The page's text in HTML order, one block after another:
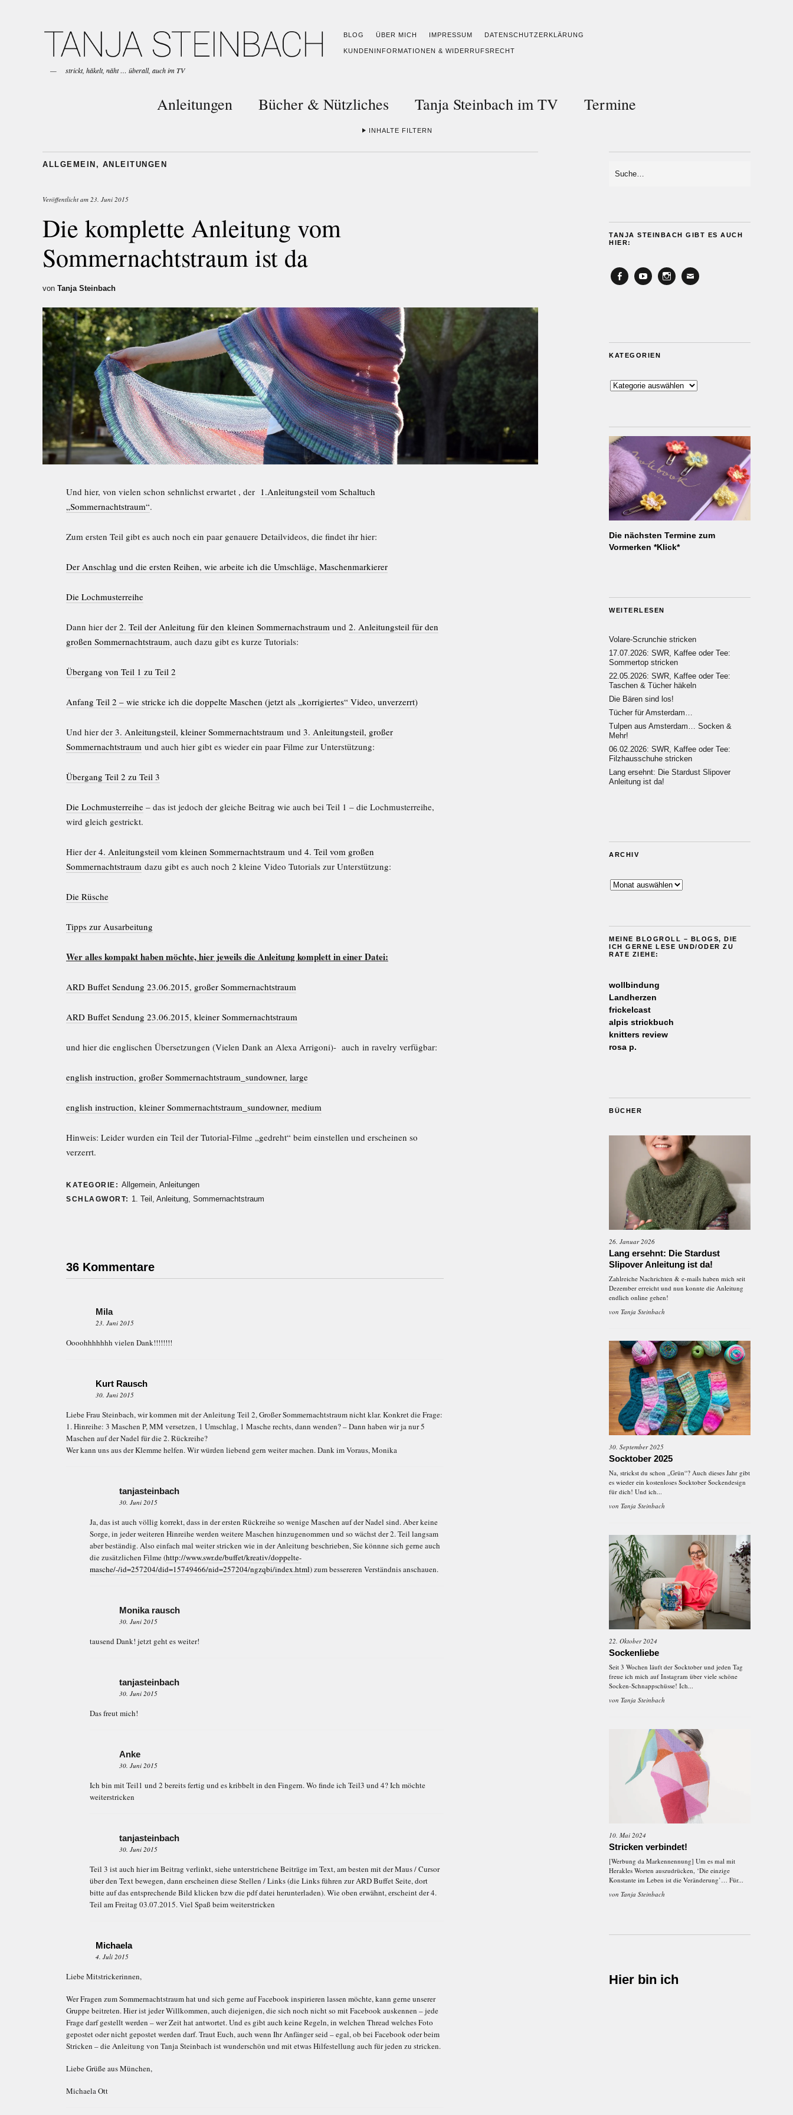
BLOG ÜBER MICH IMPRESSUM DATENSCHUTZERKLÄRUNG
KUNDENINFORMATIONEN & WIDERRUFSRECHT
strickt, häkelt, näht … überall, auch im TV
Anleitungen Bücher & Nützliches Tanja Steinbach im TV Termine
INHALTE FILTERN
ALLGEMEIN , ANLEITUNGEN
Veröffentlicht am 23. Juni 2015
Die komplette Anleitung vom
Sommernachtstraum ist da
von Tanja Steinbach
Und hier, von vielen schon sehnlichst erwartet , der 1.Anleitungsteil vom Schaltuch
„Sommernachtstraum“.
Zum ersten Teil gibt es auch noch ein paar genauere Detailvideos, die findet ihr hier:
Der Anschlag und die ersten Reihen, wie arbeite ich die Umschläge, Maschenmarkierer
Die Lochmusterreihe
Dann hier der 2. Teil der Anleitung für den kleinen Sommernachstraum und 2. Anleitungsteil für den
großen Sommernachtstraum, auch dazu gibt es kurze Tutorials:
Übergang von Teil 1 zu Teil 2
Anfang Teil 2 – wie stricke ich die doppelte Maschen (jetzt als „korrigiertes“ Video, unverzerrt)
Und hier der 3. Anleitungsteil, kleiner Sommernachtstraum und 3. Anleitungsteil, großer
Sommernachtstraum und auch hier gibt es wieder ein paar Filme zur Unterstützung:
Übergang Teil 2 zu Teil 3
Die Lochmusterreihe – das ist jedoch der gleiche Beitrag wie auch bei Teil 1 – die Lochmusterreihe,
wird gleich gestrickt.
Hier der 4. Anleitungsteil vom kleinen Sommernachtstraum und 4. Teil vom großen
Sommernachtstraum dazu gibt es auch noch 2 kleine Video Tutorials zur Unterstützung:
Die Rüsche
Tipps zur Ausarbeitung
Wer alles kompakt haben möchte, hier jeweils die Anleitung komplett in einer Datei:
ARD Buffet Sendung 23.06.2015, großer Sommernachtstraum
ARD Buffet Sendung 23.06.2015, kleiner Sommernachtstraum
und hier die englischen Übersetzungen (Vielen Dank an Alexa Arrigoni)- auch in ravelry verfügbar:
english instruction, großer Sommernachtstraum_sundowner, large
english instruction, kleiner Sommernachtstraum_sundowner, medium
Hinweis: Leider wurden ein Teil der Tutorial-Filme „gedreht“ beim einstellen und erscheinen so
verzerrt.
KATEGORIE: Allgemein, Anleitungen
SCHLAGWORT: 1. Teil , Anleitung, Sommernachtstraum
36 Kommentare
Mila
23. Juni 2015
Oooohhhhhhh vielen Dank!!!!!!!!
Kurt Rausch
30. Juni 2015
Liebe Frau Steinbach, wir kommen mit der Anleitung Teil 2, Großer Sommernachtstraum nicht klar. Konkret die Frage:
1. Hinreihe: 3 Maschen P, MM versetzen, 1 Umschlag, 1 Masche rechts, dann wenden? – Dann haben wir ja nur 5
Maschen auf der Nadel für die 2. Rückreihe?
Wer kann uns aus der Klemme helfen. Wir würden liebend gern weiter machen. Dank im Voraus, Monika
tanjasteinbach
30. Juni 2015
Ja, das ist auch völlig korrekt, dass in der ersten Rückreihe so wenige Maschen auf der Nadel sind. Aber keine
Sorge, in jeder weiteren Hinreihe werden weitere Maschen hinzugenommen und so wächst der 2. Teil langsam
aber beständig. Also einfach mal weiter stricken wie in der Anleitung beschrieben, Sie könnne sich gerne auch
die zusätzlichen Filme (http://www.swr.de/buffet/kreativ/doppelte-
masche/-/id=257204/did=15749466/nid=257204/ngzqbi/index.html) zum bessereren Verständnis anschauen.
Monika rausch
30. Juni 2015
tausend Dank! jetzt geht es weiter!
tanjasteinbach
30. Juni 2015
Das freut mich!
Anke
30. Juni 2015
Ich bin mit Teil1 und 2 bereits fertig und es kribbelt in den Fingern. Wo finde ich Teil3 und 4? Ich möchte
weiterstricken
tanjasteinbach
30. Juni 2015
Teil 3 ist auch hier im Beitrag verlinkt, siehe unterstrichene Beiträge im Text, am besten mit der Maus / Cursor
über den Text bewegen, dann erscheinen diese Stellen / Links (die Links führen zur ARD Buffet Seite, dort
bitte auf das entsprechende Bild klicken bzw die pdf datei herunterladen). Wie oben erwähnt, erscheint der 4.
Teil am Freitag 03.07.2015. Viel Spaß beim weiterstricken
Michaela
4. Juli 2015
Liebe Mitstrickerinnen,
Wer Fragen zum Sommernachtstraum hat und sich gerne auf Facebook inspirieren lassen möchte, kann gerne unserer
Gruppe beitreten. Hier ist jeder Willkommen, auch diejenigen, die sich noch nicht so mit Facebook auskennen – jede
Frage darf gestellt werden – wer Zeit hat antwortet. Und es gibt auch keine Regeln, in welchen Thread welches Foto
gepostet oder nicht gepostet werden darf. Traut Euch, auch wenn Ihr Anfänger seid – egal, ob bei Facebook oder beim
Stricken – die Anleitung von Tanja Steinbach ist wunderschön und mit etwas Hilfestellung auch für jeden zu stricken.
Liebe Grüße aus München,
Michaela Ott
TANJA STEINBACH GIBT ES AUCH
HIER:
KATEGORIEN
Kategorien
Die nächsten Termine zum
Vormerken *Klick*
WEITERLESEN
Volare-Scrunchie stricken
17.07.2026: SWR, Kaffee oder Tee:
Sommertop stricken
22.05.2026: SWR, Kaffee oder Tee:
Taschen & Tücher häkeln
Die Bären sind los!
Tücher für Amsterdam…
Tulpen aus Amsterdam… Socken &
Mehr!
06.02.2026: SWR, Kaffee oder Tee:
Filzhausschuhe stricken
Lang ersehnt: Die Stardust Slipover
Anleitung ist da!
ARCHIV
Archiv
MEINE BLOGROLL – BLOGS, DIE
ICH GERNE LESE UND/ODER ZU
RATE ZIEHE:
wollbindung
Landherzen
frickelcast
alpis strickbuch
knitters review
rosa p.
BÜCHER
26. Januar 2026
Lang ersehnt: Die Stardust
Slipover Anleitung ist da!
Zahlreiche Nachrichten & e-mails haben mich seit
Dezember erreicht und nun konnte die Anleitung
endlich online gehen!
von Tanja Steinbach
30. September 2025
Socktober 2025
Na, strickst du schon „Grün“? Auch dieses Jahr gibt
es wieder ein kostenloses Socktober Sockendesign
für dich! Und ich...
von Tanja Steinbach
22. Oktober 2024
Sockenliebe
Seit 3 Wochen läuft der Socktober und jeden Tag
freue ich mich auf Instagram über viele schöne
Socken-Schnappschüsse! Ich...
von Tanja Steinbach
10. Mai 2024
Stricken verbindet!
[Werbung da Markennennung] Um es mal mit
Herakles Worten auszudrücken, ‘Die einzige
Konstante im Leben ist die Veränderung’… Für...
von Tanja Steinbach
Hier bin ich